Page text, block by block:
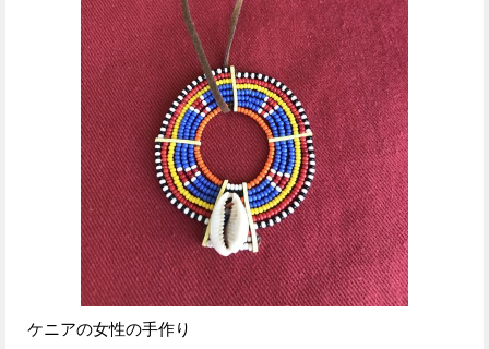
ケニアの女性の手作り